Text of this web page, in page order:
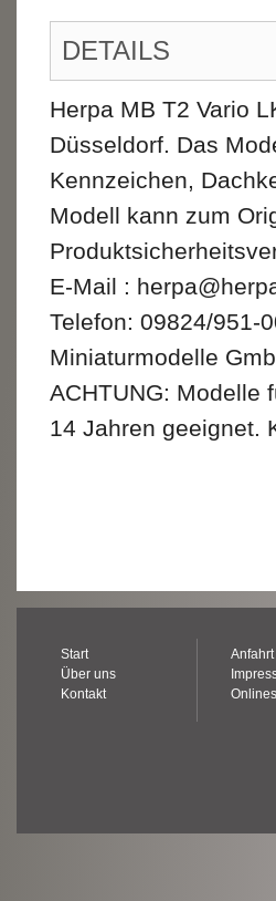
DETAILS
Herpa MB T2 Vario
Düsseldorf. Das
Kennzeichen,
Modell kann zum
E-Mail :
Telefon: 09824/951-
Miniaturmodelle
ACHTUNG: Modelle
14 Jahren geeignet.
Start
Über uns
Kontakt
Anfahrt